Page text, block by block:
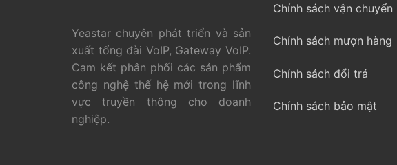
Yeastar chuyên phát triển và sản
xuất tổng đài VoIP, Gateway VoIP.
Cam kết phân phối các sản phẩm
công nghệ thế hệ mới trong lĩnh
vực truyền thông cho doanh
nghiệp.
Chính sách vận chuyển
Chính sách mượn hàng
Chính sách đổi trả
Chính sách bảo mật